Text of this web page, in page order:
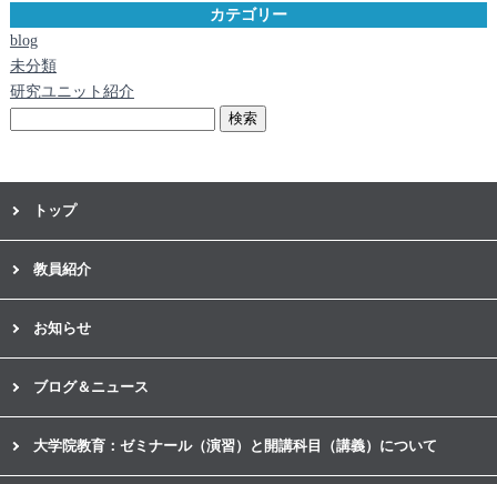
カテゴリー
blog
未分類
研究ユニット紹介
トップ
教員紹介
お知らせ
ブログ＆ニュース
大学院教育：ゼミナール（演習）と開講科目（講義）について